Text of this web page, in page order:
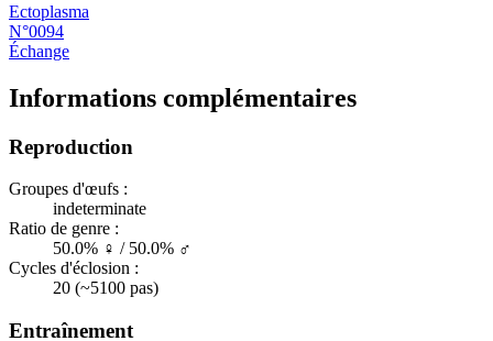
Ectoplasma
N°0094
Échange
Informations complémentaires
Reproduction
Groupes d'œufs :
indeterminate
Ratio de genre :
50.0% ♀ / 50.0% ♂
Cycles d'éclosion :
20 (~5100 pas)
Entraînement